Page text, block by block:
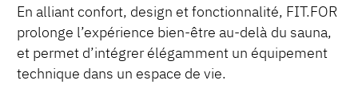
En alliant confort, design et fonctionnalité, FIT.FOR
prolonge l’expérience bien-être au-delà du sauna,
et permet d’intégrer élégamment un équipement
technique dans un espace de vie.